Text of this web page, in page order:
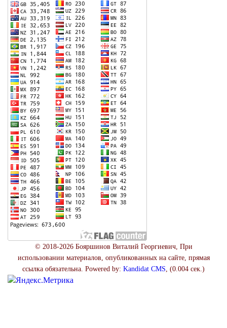
© 2018-2026 Бояршинов Виталий Георгиевич, При
использовании материалов, опубликованных на сайте, прямая
ссылка обязательна. Powered by: Kandidat CMS, (0.004 сек.)